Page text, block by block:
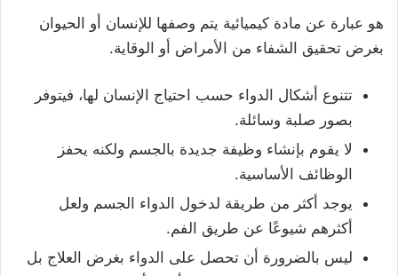
هو عبارة عن مادة كيميائية يتم وصفها للإنسان أو الحيوان
بغرض تحقيق الشفاء من الأمراض أو الوقاية.
تتنوع أشكال الدواء حسب احتياج الإنسان لها، فيتوفر
بصور صلبة وسائلة.
لا يقوم بإنشاء وظيفة جديدة بالجسم ولكنه يحفز
الوظائف الأساسية.
يوجد أكثر من طريقة لدخول الدواء الجسم ولعل
أكثرهم شيوعًا عن طريق الفم.
ليس بالضرورة أن تحصل على الدواء بغرض العلاج بل